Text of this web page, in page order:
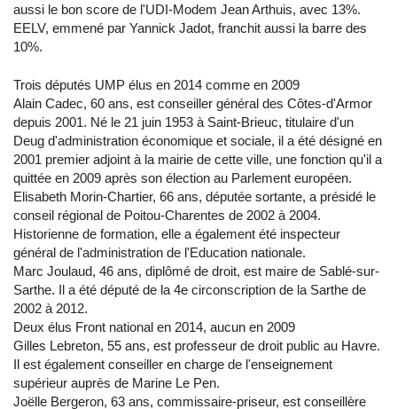
aussi le bon score de l'UDI-Modem Jean Arthuis, avec 13%.
EELV, emmené par Yannick Jadot, franchit aussi la barre des
10%.
Trois députés UMP élus en 2014 comme en 2009
Alain Cadec, 60 ans, est conseiller général des Côtes-d'Armor
depuis 2001. Né le 21 juin 1953 à Saint-Brieuc, titulaire d'un
Deug d'administration économique et sociale, il a été désigné en
2001 premier adjoint à la mairie de cette ville, une fonction qu'il a
quittée en 2009 après son élection au Parlement européen.
Elisabeth Morin-Chartier, 66 ans, députée sortante, a présidé le
conseil régional de Poitou-Charentes de 2002 à 2004.
Historienne de formation, elle a également été inspecteur
général de l'administration de l'Education nationale.
Marc Joulaud, 46 ans, diplômé de droit, est maire de Sablé-sur-
Sarthe. Il a été député de la 4e circonscription de la Sarthe de
2002 à 2012.
Deux élus Front national en 2014, aucun en 2009
Gilles Lebreton, 55 ans, est professeur de droit public au Havre.
Il est également conseiller en charge de l'enseignement
supérieur auprès de Marine Le Pen.
Joëlle Bergeron, 63 ans, commissaire-priseur, est conseillère